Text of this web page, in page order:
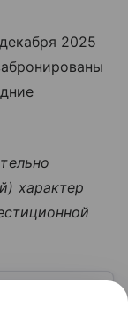
2025
характер